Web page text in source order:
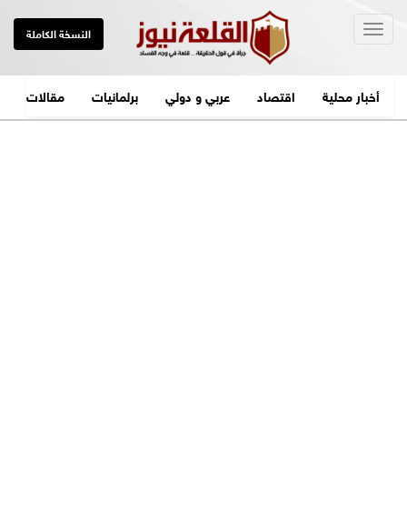
النسخة الكاملة
أخبار محلية اقتصاد عربي و دولي برلمانيات مقالات